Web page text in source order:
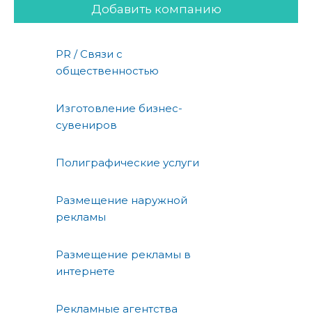
Добавить компанию
PR / Связи с
общественностью
Изготовление бизнес-
сувениров
Полиграфические услуги
Размещение наружной
рекламы
Размещение рекламы в
интернете
Рекламные агентства